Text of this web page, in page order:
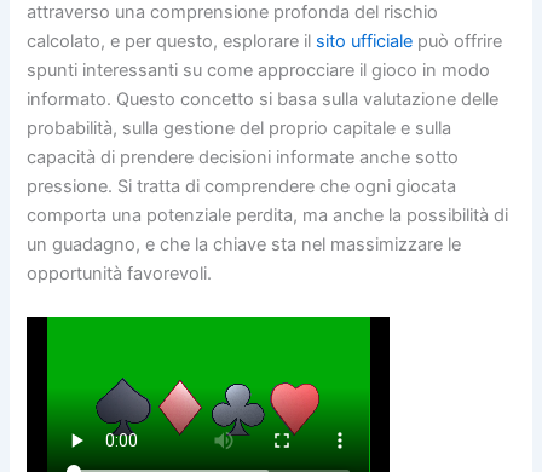
attraverso una comprensione profonda del rischio
calcolato, e per questo, esplorare il sito ufficiale può offrire
spunti interessanti su come approcciare il gioco in modo
informato. Questo concetto si basa sulla valutazione delle
probabilità, sulla gestione del proprio capitale e sulla
capacità di prendere decisioni informate anche sotto
pressione. Si tratta di comprendere che ogni giocata
comporta una potenziale perdita, ma anche la possibilità di
un guadagno, e che la chiave sta nel massimizzare le
opportunità favorevoli.